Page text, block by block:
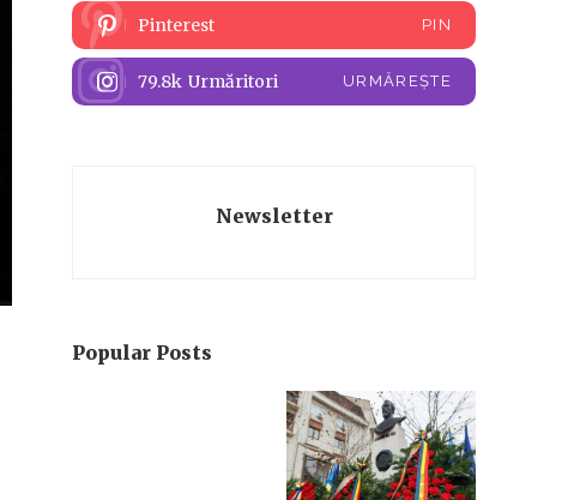
Pinterest PIN
79.8k Urmăritori URMĂREȘTE
Newsletter
Popular Posts